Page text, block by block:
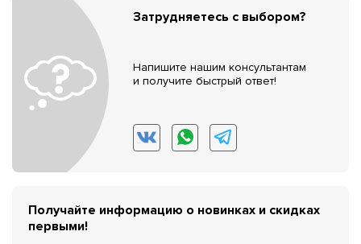
Затрудняетесь с выбором?
Напишите нашим консультантам
и получите быстрый ответ!
Получайте информацию о новинках и скидках
первыми!